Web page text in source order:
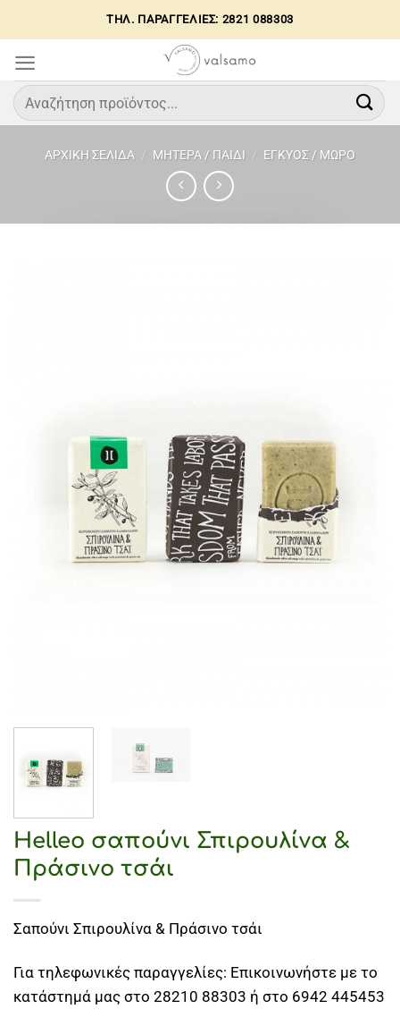
στο
περιεχόμενο
ΤΗΛ. ΠΑΡΑΓΓΕΛΙΕΣ: 2821 088303
Αναζήτηση
για:
ΑΡΧΙΚΉ ΣΕΛΊΔΑ / ΜΗΤΕΡΑ / ΠΑΙΔΙ / ΕΓΚΥΟΣ / ΜΩΡΟ
Helleo σαπούνι Σπιρουλίνα &
Πράσινο τσάι
Σαπούνι Σπιρουλίνα & Πράσινο τσάι
Για τηλεφωνικές παραγγελίες: Επικοινωνήστε με το
κατάστημά μας στο 28210 88303 ή στο 6942 445453